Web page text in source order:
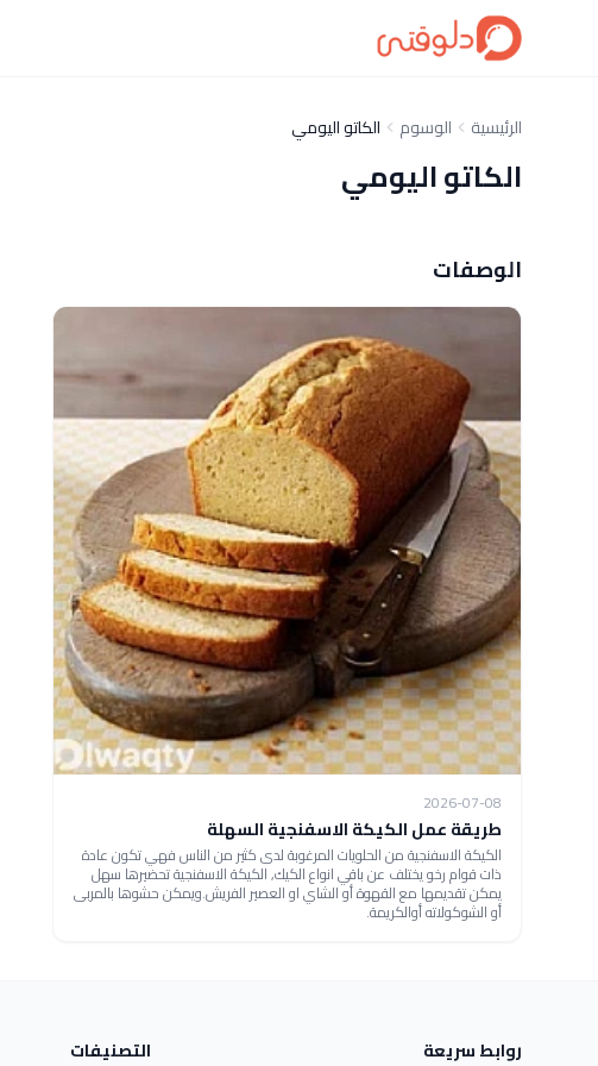
الرئيسية الوسوم الكاتو اليومي
الكاتو اليومي
الوصفات
2026-07-08
طريقة عمل الكيكة الاسفنجية السهلة
الكيكة الاسفنجية من الحلويات المرغوبة لدى كثير من الناس فهي تكون عادة
ذات قوام رخو يختلف عن باقي انواع الكيك, الكيكة الاسفنجية تحضيرها سهل
يمكن تقديمها مع القهوة أو الشاي او العصير الفريش.ويمكن حشوها بالمربى
أو الشوكولاته أوالكريمة.
روابط سريعة التصنيفات